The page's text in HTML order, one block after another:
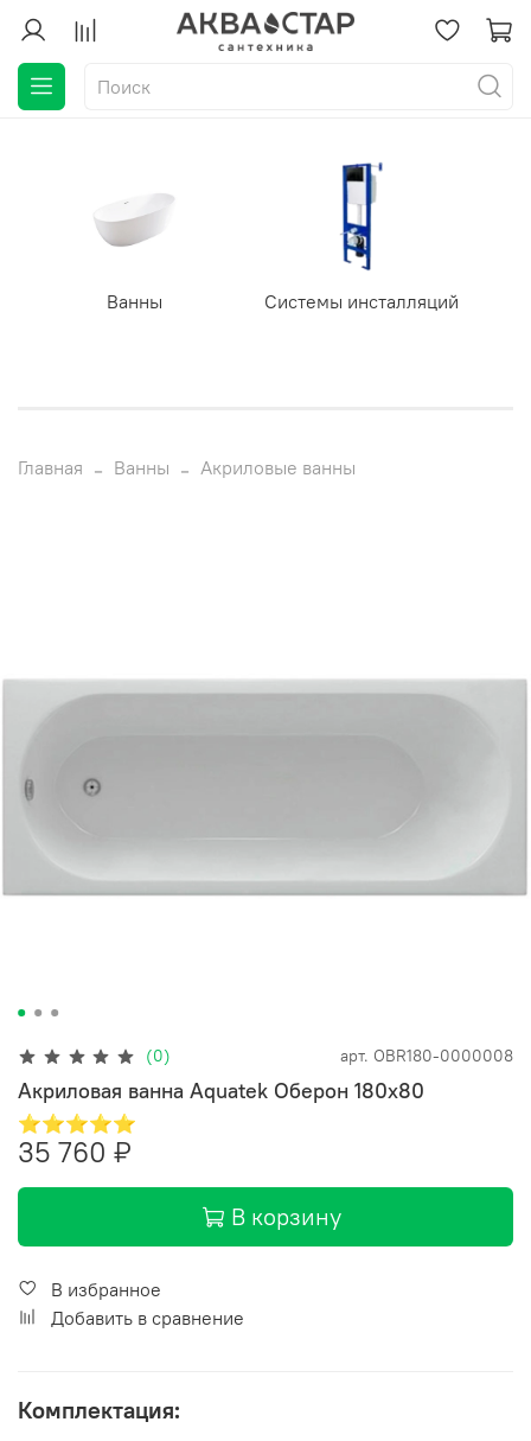
Ванны Системы инсталляций
Главная Ванны Акриловые ванны
(0) арт. OBR180-0000008
Акриловая ванна Aquatek Оберон 180x80
⭐⭐⭐⭐⭐
35 760 ₽
В корзину
В избранное
Добавить в сравнение
Комплектация: